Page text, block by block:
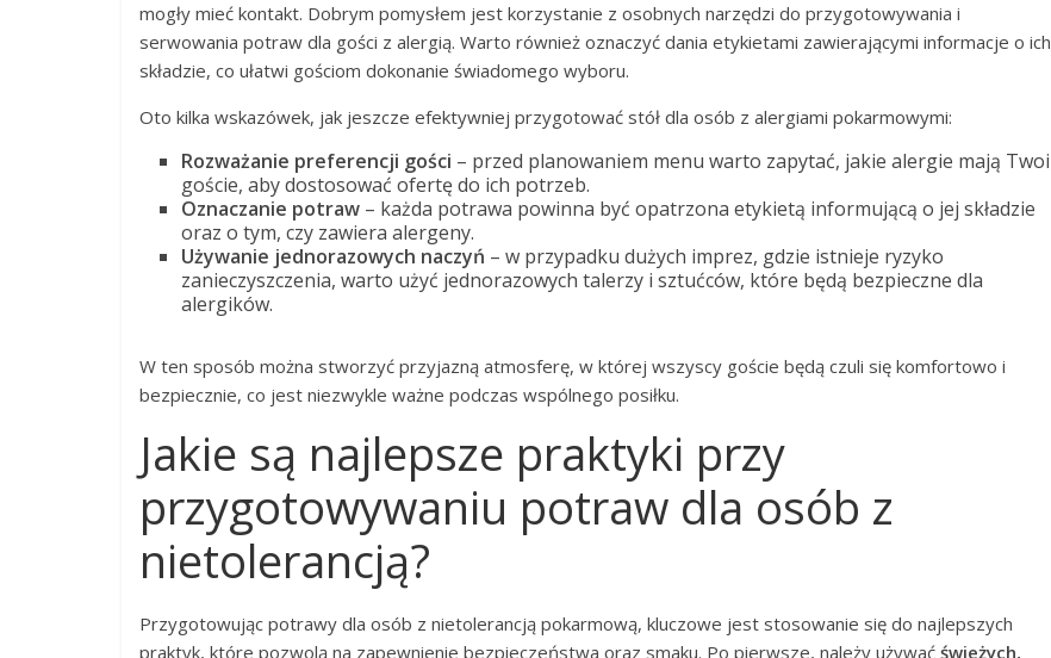
mogły mieć kontakt. Dobrym pomysłem jest korzystanie z osobnych narzędzi do przygotowywania i
serwowania potraw dla gości z alergią. Warto również oznaczyć dania etykietami zawierającymi informacje o ich
składzie, co ułatwi gościom dokonanie świadomego wyboru.
Oto kilka wskazówek, jak jeszcze efektywniej przygotować stół dla osób z alergiami pokarmowymi:
Rozważanie preferencji gości – przed planowaniem menu warto zapytać, jakie alergie mają Twoi
goście, aby dostosować ofertę do ich potrzeb.
Oznaczanie potraw – każda potrawa powinna być opatrzona etykietą informującą o jej składzie
oraz o tym, czy zawiera alergeny.
Używanie jednorazowych naczyń – w przypadku dużych imprez, gdzie istnieje ryzyko
zanieczyszczenia, warto użyć jednorazowych talerzy i sztućców, które będą bezpieczne dla
alergików.
W ten sposób można stworzyć przyjazną atmosferę, w której wszyscy goście będą czuli się komfortowo i
bezpiecznie, co jest niezwykle ważne podczas wspólnego posiłku.
Jakie są najlepsze praktyki przy
przygotowywaniu potraw dla osób z
nietolerancją?
Przygotowując potrawy dla osób z nietolerancją pokarmową, kluczowe jest stosowanie się do najlepszych
praktyk, które pozwolą na zapewnienie bezpieczeństwa oraz smaku. Po pierwsze, należy używać świeżych,